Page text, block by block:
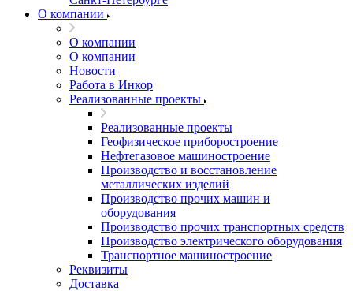
О компании
О компании
О компании
Новости
Работа в Инкор
Реализованные проекты
Реализованные проекты
Геофизическое приборостроение
Нефтегазовое машиностроение
Производство и восстановление
металлических изделий
Производство прочих машин и
оборудования
Производство прочих транспортных средств
Производство электрического оборудования
Транспортное машиностроение
Реквизиты
Доставка